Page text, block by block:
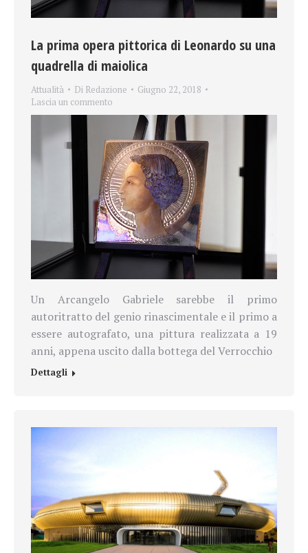
La prima opera pittorica di Leonardo su una
quadrella di maiolica
Attualità Di Redazione
Giugno 22, 2018
Lascia un commento
Un Arcangelo Gabriele sarebbe il primo
autoritratto del genio rinascimentale e il primo a
essere autografato, una pittura realizzata a 19
anni, appena uscito dalla bottega del Verrocchio
Dettagli